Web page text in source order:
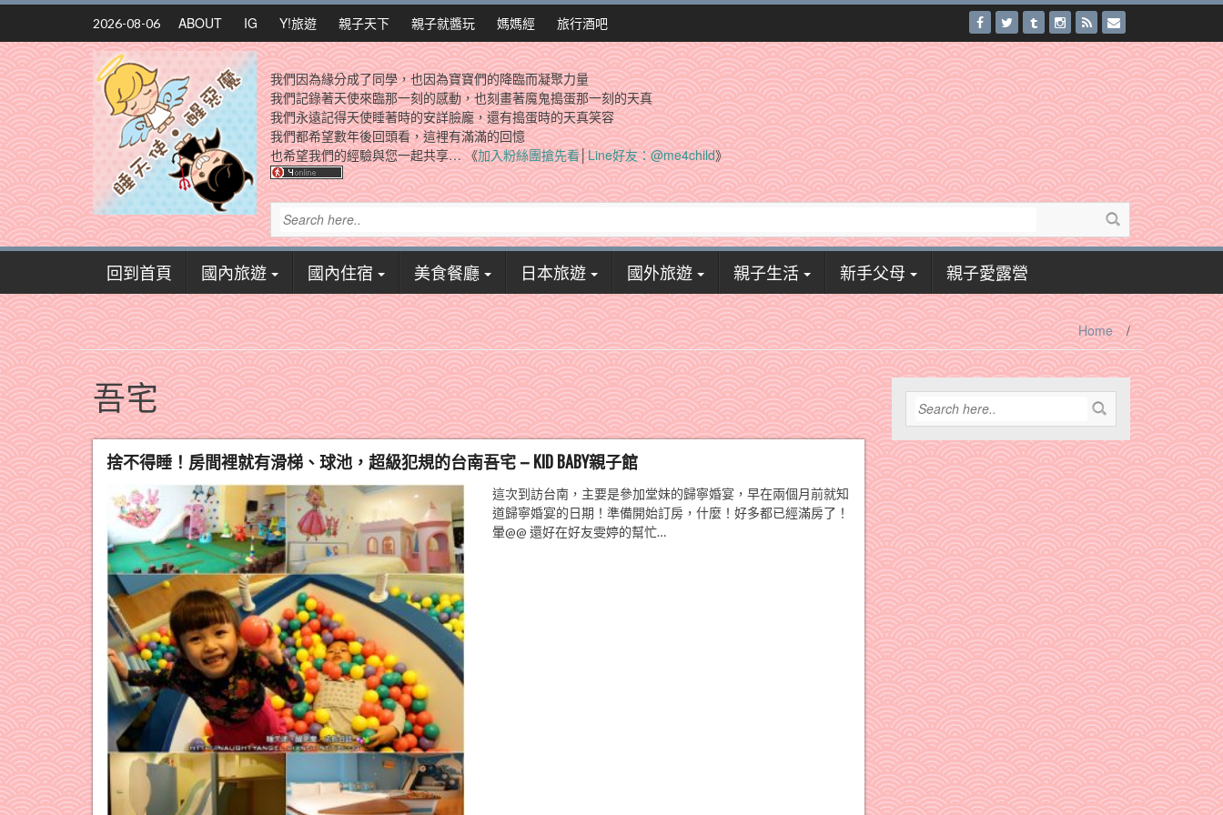
Skip
content
2026-08-06 ABOUT IG Y!旅遊 親子天下 親子就醬玩 媽媽經 旅行酒吧
我們因為緣分成了同學，也因為寶寶們的降臨而凝聚力量
我們記錄著天使來臨那一刻的感動，也刻畫著魔鬼搗蛋那一刻的天真
我們永遠記得天使睡著時的安詳臉龐，還有搗蛋時的天真笑容
我們都希望數年後回頭看，這裡有滿滿的回憶
也希望我們的經驗與您一起共享… 《加入粉絲團搶先看│Line好友：@me4child》
回到首頁 國內旅遊 國內住宿 美食餐廳 日本旅遊 國外旅遊 親子生活 新手父母 親子愛露營
Home /
吾宅
捨不得睡！房間裡就有滑梯、球池，超級犯規的台南吾宅 – KID BABY親子館
這次到訪台南，主要是參加堂妹的歸寧婚宴，早在兩個月前就知
道歸寧婚宴的日期！準備開始訂房，什麼！好多都已經滿房了！
暈@@ 還好在好友雯婷的幫忙…